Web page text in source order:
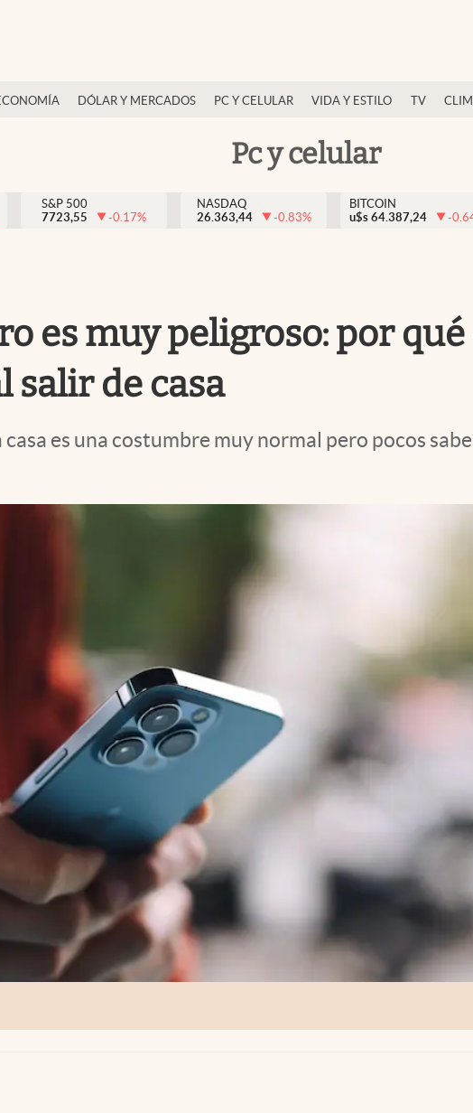
DÓLAR Y MERCADOS PC Y CELULAR VIDA Y ESTILO TV
Pc y celular
S&P 500
7723,55
-0.17%
NASDAQ
26.363,44
-0.83%
BITCOIN
u$s 64.387,24 -
es muy peligroso: por
salir de casa
es una costumbre muy normal pero pocos